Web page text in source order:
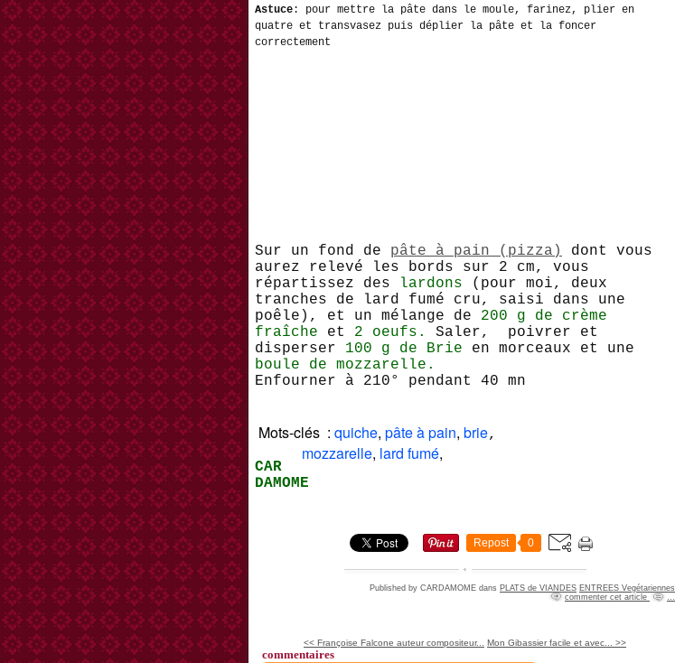
Astuce : pour mettre la pâte dans le moule, farinez, plier en
quatre et transvasez puis déplier la pâte et la foncer
correctement
Sur un fond de pâte à pain (pizza)
dont vous
aurez relevé les bords sur 2 cm, vous
répartissez des
lardons (pour moi, deux
tranches de lard fumé cru, saisi dans une
poêle), et un mélange de 200 g de crème
fraîche et 2 oeufs. Saler, poivrer et
disperser 100 g de Brie en morceaux et une
boule de mozzarelle.
Enfourner à 210° pendant 40 mn
Mots-clés : quiche, pâte à pain, brie,
mozzarelle, lard fumé,
CAR
DAMOME
Repost 0
Published by CARDAMOME dans PLATS de VIANDES ENTREES Vegétariennes
commenter cet article
…
<< Françoise Falcone auteur compositeur... Mon Gibassier facile et avec... >>
commentaires